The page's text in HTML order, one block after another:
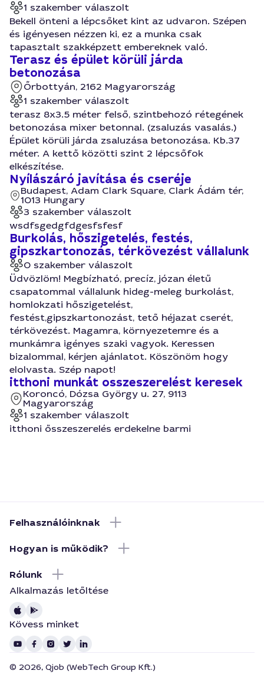
1 szakember válaszolt
Bekell önteni a lépcsőket kint az udvaron. Szépen
és igényesen nézzen ki, ez a munka csak
tapasztalt szakképzett embereknek való.
Terasz és épület körüli járda
betonozása
Őrbottyán, 2162 Magyarország
1 szakember válaszolt
terasz 8x3.5 méter felső, szintbehozó rétegének
betonozása mixer betonnal. (zsaluzás vasalás.)
Épület körüli járda zsaluzása betonozása. Kb.37
méter. A kettő közötti szint 2 lépcsőfok
elkészítése.
Nyílászáró javítása és cseréje
Budapest, Adam Clark Square, Clark Ádám tér,
1013 Hungary
3 szakember válaszolt
wsdfsgedgfdgesfsfesf
Burkolás, hőszigetelés, festés,
gipszkartonozás, térkövezést vállalunk
0 szakember válaszolt
Üdvözlöm! Megbízható, precíz, józan életű
csapatommal vállalunk hideg-meleg burkolást,
homlokzati hőszigetelést,
festést,gipszkartonozást, tető héjazat cserét,
térkövezést. Magamra, környezetemre és a
munkámra igényes szaki vagyok. Keressen
bizalommal, kérjen ajánlatot. Köszönöm hogy
elolvasta. Szép napot!
itthoni munkát osszeszerelést keresek
Koroncó, Dózsa György u. 27, 9113
Magyarország
1 szakember válaszolt
itthoni ősszeszerelés erdekelne barmi
Felhasználóinknak
Hogyan is működik?
Rólunk
Alkalmazás letőltése
Kövess minket
© 2026, Qjob (WebTech Group Kft.)